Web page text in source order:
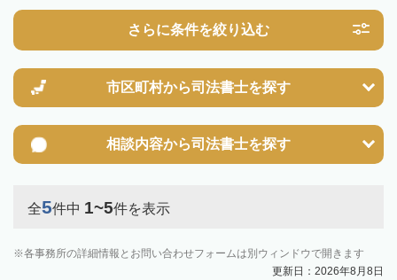
さらに条件を絞り込む
市区町村から司法書士を探す
相談内容から司法書士を探す
全5件中 1~5件を表示
各事務所の詳細情報とお問い合わせフォームは別ウィンドウで開きます
更新日：2026年8月8日